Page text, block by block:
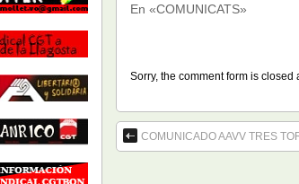
En «COMUNICATS»
Sorry, the comment form is closed
COMUNICADO AAVV TRES